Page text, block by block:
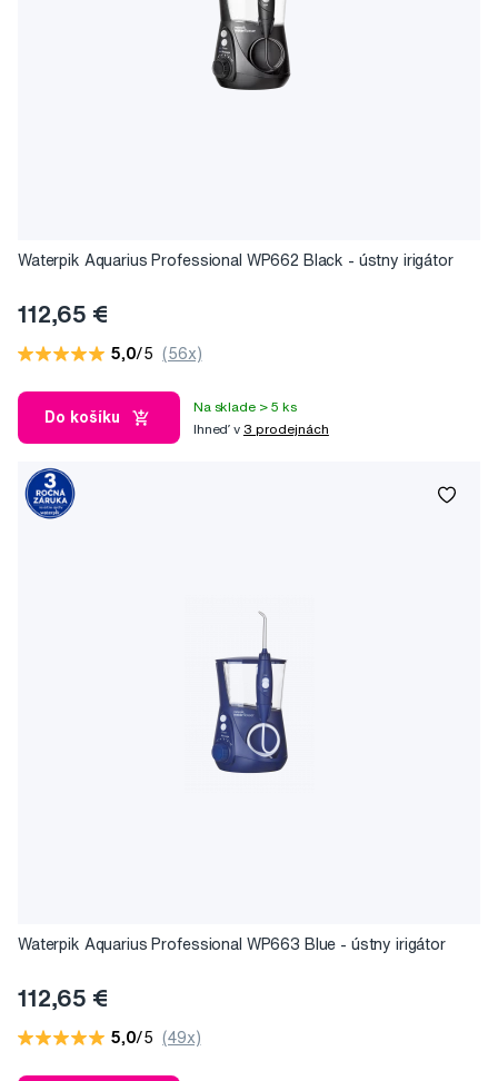
Waterpik Aquarius Professional WP662 Black - ústny irigátor
112,65 €
5,0/5 (56x)
Do košíku
Na sklade > 5 ks
Ihneď v 3 prodejnách
Waterpik Aquarius Professional WP663 Blue - ústny irigátor
112,65 €
5,0/5 (49x)